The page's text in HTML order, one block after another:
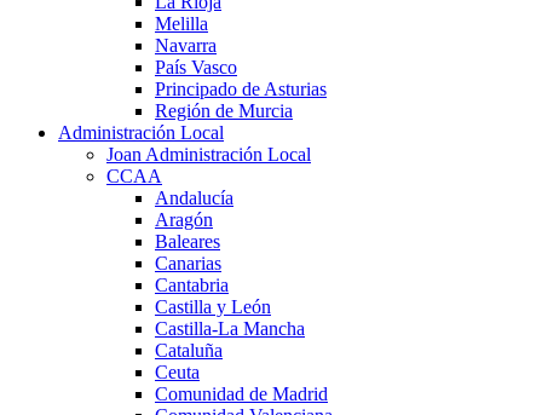
Melilla
Navarra
País Vasco
Principado de Asturias
Región de Murcia
Administración Local
Joan Administración Local
CCAA
Andalucía
Aragón
Baleares
Canarias
Cantabria
Castilla y León
Castilla-La Mancha
Cataluña
Ceuta
Comunidad de Madrid